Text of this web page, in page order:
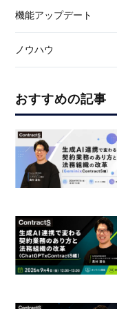
機能アップデート
ノウハウ
おすすめの記事